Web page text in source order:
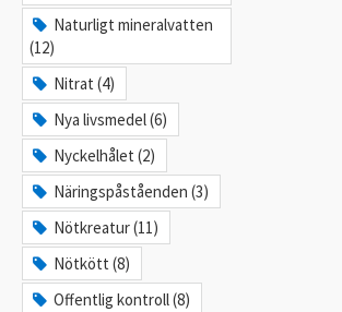
Naturligt mineralvatten
(12)
Nitrat (4)
Nya livsmedel (6)
Nyckelhålet (2)
Näringspåståenden (3)
Nötkreatur (11)
Nötkött (8)
Offentlig kontroll (8)